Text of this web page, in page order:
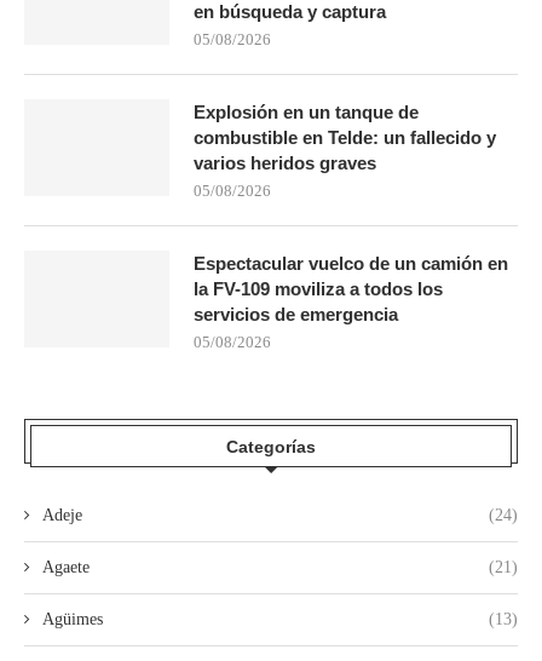
en búsqueda y captura
05/08/2026
Explosión en un tanque de
combustible en Telde: un fallecido y
varios heridos graves
05/08/2026
Espectacular vuelco de un camión en
la FV-109 moviliza a todos los
servicios de emergencia
05/08/2026
Categorías
Adeje (24)
Agaete (21)
Agüimes (13)